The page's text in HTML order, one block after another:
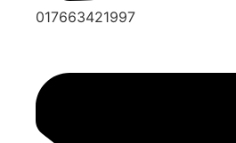
017663421997